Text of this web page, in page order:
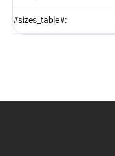
#sizes_table#: